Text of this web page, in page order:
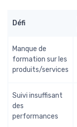
Défi
Manque de
formation sur les
produits/services
Suivi insuffisant
des
performances